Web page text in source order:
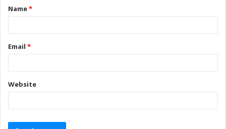
Name*
Email *
Website